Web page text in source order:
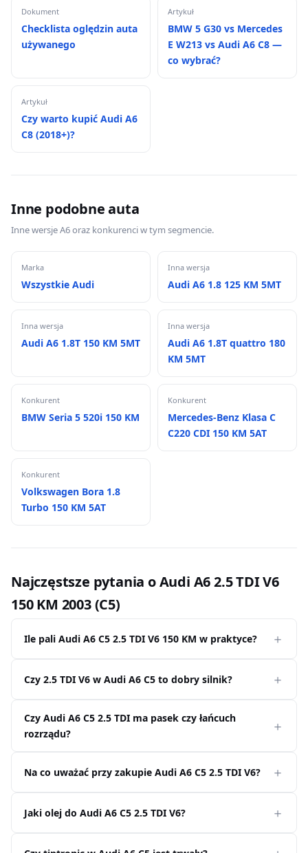
Dokument
Checklista oględzin auta
używanego
Artykuł
BMW 5 G30 vs Mercedes
E W213 vs Audi A6 C8 —
co wybrać?
Artykuł
Czy warto kupić Audi A6
C8 (2018+)?
Inne podobne auta
Inne wersje A6 oraz konkurenci w tym segmencie.
Marka
Wszystkie Audi
Inna wersja
Audi A6 1.8 125 KM 5MT
Inna wersja
Audi A6 1.8T 150 KM 5MT
Inna wersja
Audi A6 1.8T quattro 180
KM 5MT
Konkurent
BMW Seria 5 520i 150 KM
Konkurent
Mercedes-Benz Klasa C
C220 CDI 150 KM 5AT
Konkurent
Volkswagen Bora 1.8
Turbo 150 KM 5AT
Najczęstsze pytania o Audi A6 2.5 TDI V6
150 KM 2003 (C5)
Ile pali Audi A6 C5 2.5 TDI V6 150 KM w praktyce?
Czy 2.5 TDI V6 w Audi A6 C5 to dobry silnik?
Czy Audi A6 C5 2.5 TDI ma pasek czy łańcuch
rozrządu?
Na co uważać przy zakupie Audi A6 C5 2.5 TDI V6?
Jaki olej do Audi A6 C5 2.5 TDI V6?